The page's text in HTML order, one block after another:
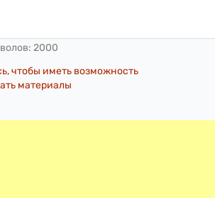
2000
чтобы иметь возможность
материалы